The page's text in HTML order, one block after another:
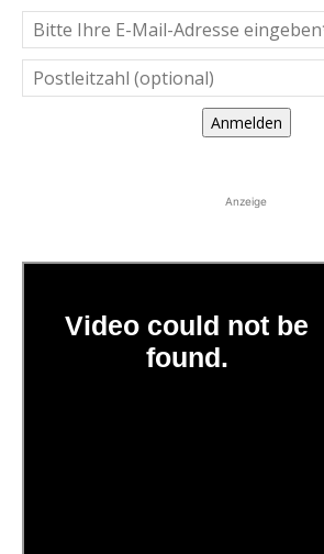
Anmelden
Anzeige